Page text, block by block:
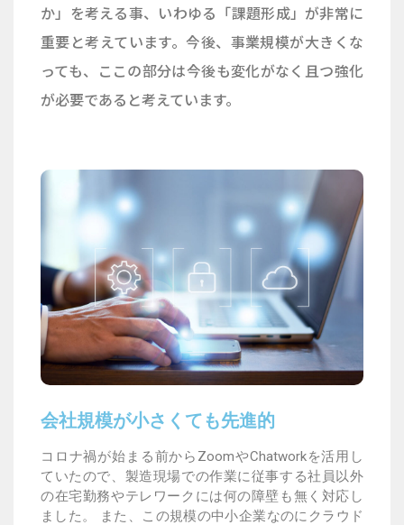
か」を考える事、いわゆる「課題形成」が非常に
重要と考えています。今後、事業規模が大きくな
っても、ここの部分は今後も変化がなく且つ強化
が必要であると考えています。
会社規模が小さくても先進的
コロナ禍が始まる前からZoomやChatworkを活用し
ていたので、製造現場での作業に従事する社員以外
の在宅勤務やテレワークには何の障壁も無く対応し
ました。 また、この規模の中小企業なのにクラウド